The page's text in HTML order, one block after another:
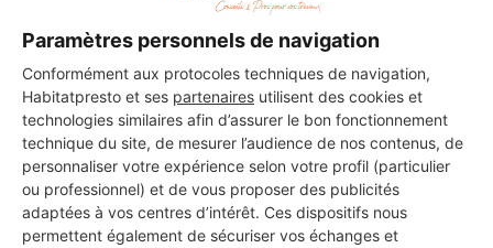
Paramètres personnels de navigation
Conformément aux protocoles techniques de navigation,
Habitatpresto et ses partenaires utilisent des cookies et
technologies similaires afin d’assurer le bon fonctionnement
technique du site, de mesurer l’audience de nos contenus, de
personnaliser votre expérience selon votre profil (particulier
ou professionnel) et de vous proposer des publicités
adaptées à vos centres d’intérêt. Ces dispositifs nous
permettent également de sécuriser vos échanges et
Vous souhaitez réaliser des travaux et ne savez quel professionnel
choisir ? Demandez des devis travauxauprès de notre réseau de 5 000
professionnels partout en France.